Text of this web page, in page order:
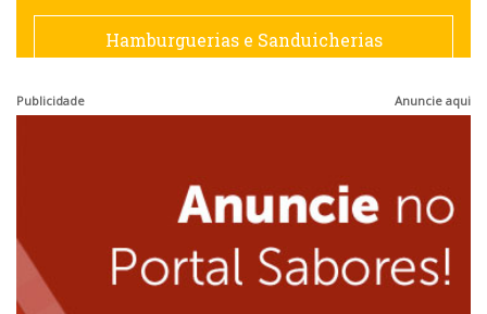
Francesa
Japonesa e Oriental
Lanchonetes
Hamburguerias e Sanduicherias
Publicidade Anuncie aqui